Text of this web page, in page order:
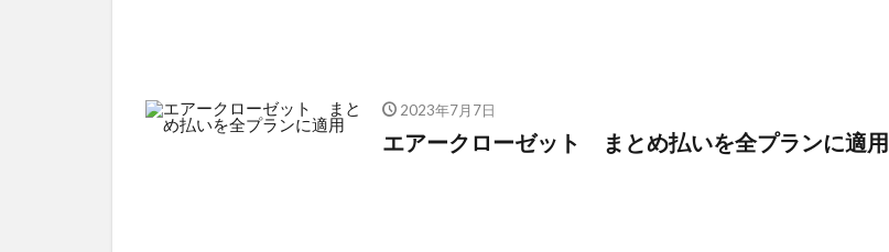
2023年7月7日
エアークローゼット まとめ払いを全プランに適用